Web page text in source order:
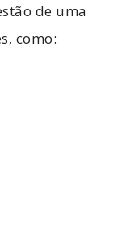
de uma
como: